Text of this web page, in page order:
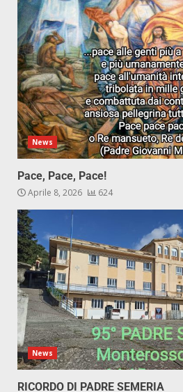
News
Pace, Pace, Pace!
Aprile 8, 2026 624
News
RICORDO DI PADRE SEMERIA